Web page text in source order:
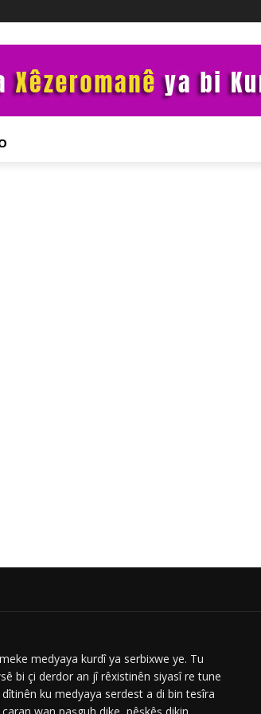
medyaya kurdî ya serbixwe ye. Tu
bi çi derdor an jî rêxistinên siyasî re tune
ku medyaya serdest a di bin tesîra